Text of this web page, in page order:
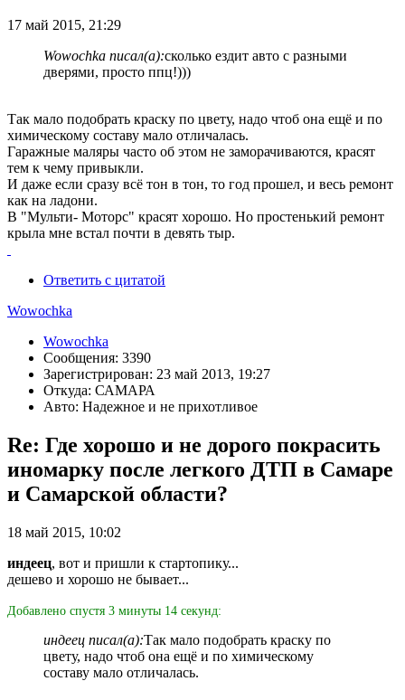
17 май 2015, 21:29
Wowochka писал(а):сколько ездит авто с разными
дверями, просто ппц!)))
Так мало подобрать краску по цвету, надо чтоб она ещё и по
химическому составу мало отличалась.
Гаражные маляры часто об этом не заморачиваются, красят
тем к чему привыкли.
И даже если сразу всё тон в тон, то год прошел, и весь ремонт
как на ладони.
В "Мульти- Моторс" красят хорошо. Но простенький ремонт
крыла мне встал почти в девять тыр.
Ответить с цитатой
Wowochka
Wowochka
Сообщения: 3390
Зарегистрирован: 23 май 2013, 19:27
Откуда: САМАРА
Авто: Надежное и не прихотливое
Re: Где хорошо и не дорого покрасить
иномарку после легкого ДТП в Самаре
и Самарской области?
18 май 2015, 10:02
индеец, вот и пришли к стартопику...
дешево и хорошо не бывает...
Добавлено спустя 3 минуты 14 секунд:
индеец писал(а):Так мало подобрать краску по
цвету, надо чтоб она ещё и по химическому
составу мало отличалась.